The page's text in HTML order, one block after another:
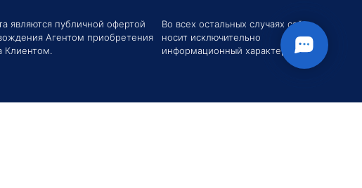
являются публичной офертой
Агентом приобретения
Клиентом.
Во всех остальных случаях сайт
носит исключительно
информационный характер.
Евгений Хоменко
задать их мне в чат!